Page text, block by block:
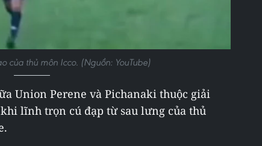
của thủ môn Icco. (Nguồn: YouTube)
Union Perene và Pichanaki thuộc giải
khi lĩnh trọn cú đạp từ sau lưng của thủ